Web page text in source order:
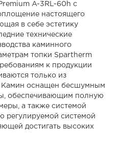
A-3RL-60h с
настоящего
в себе эстетику
технические
каминного
топки Spartherm
к продукции
только из
Камин оснащен бесшумным
обеспечивающим полную
а также системой
регулируемой системой
достигать высоких